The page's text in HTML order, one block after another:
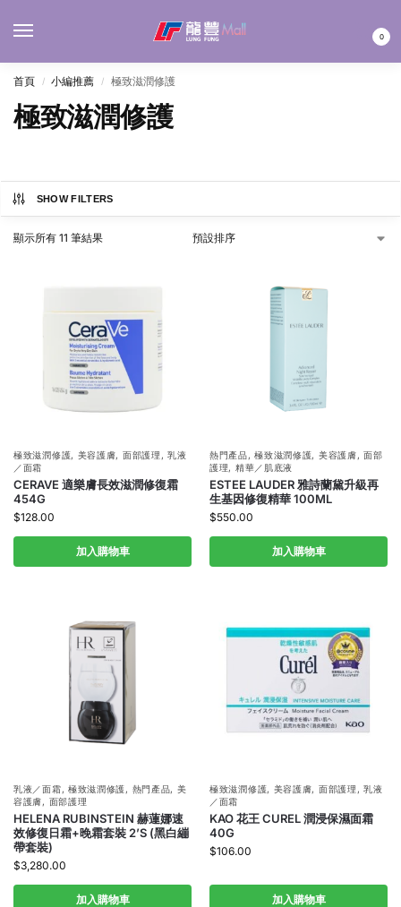
0
首頁 / 小編推薦 / 極致滋潤修護
極致滋潤修護
SHOW FILTERS
顯示所有 11 筆結果
極致滋潤修護, 美容護膚, 面部護理 ,乳液
／面霜
CERAVE 適樂膚長效滋潤修復霜
454G
$128.00
加入購物車
熱門產品,極致滋潤修護, 美容護膚,面部
護理, 精華／肌底液
ESTEE LAUDER 雅詩蘭黛升級再
生基因修復精華 100ML
$550.00
加入購物車
乳液／面霜, 極致滋潤修護, 熱門產品, 美
容護膚, 面部護理
HELENA RUBINSTEIN 赫蓮娜速
效修復日霜+晚霜套裝 2’S (黑白繃
帶套裝)
$3,280.00
加入購物車
極致滋潤修護, 美容護膚, 面部護理 ,乳液
／面霜
KAO 花王 CUREL 潤浸保濕面霜
40G
$106.00
加入購物車